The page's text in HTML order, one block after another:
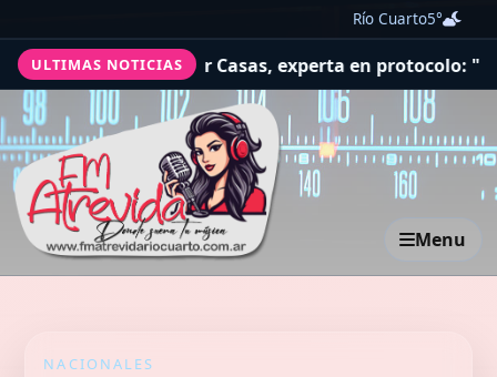
Río Cuarto5°
ULTIMAS NOTICIAS
Casas, experta en protocolo: "Al llevar una copa o un
Menu
NACIONALES